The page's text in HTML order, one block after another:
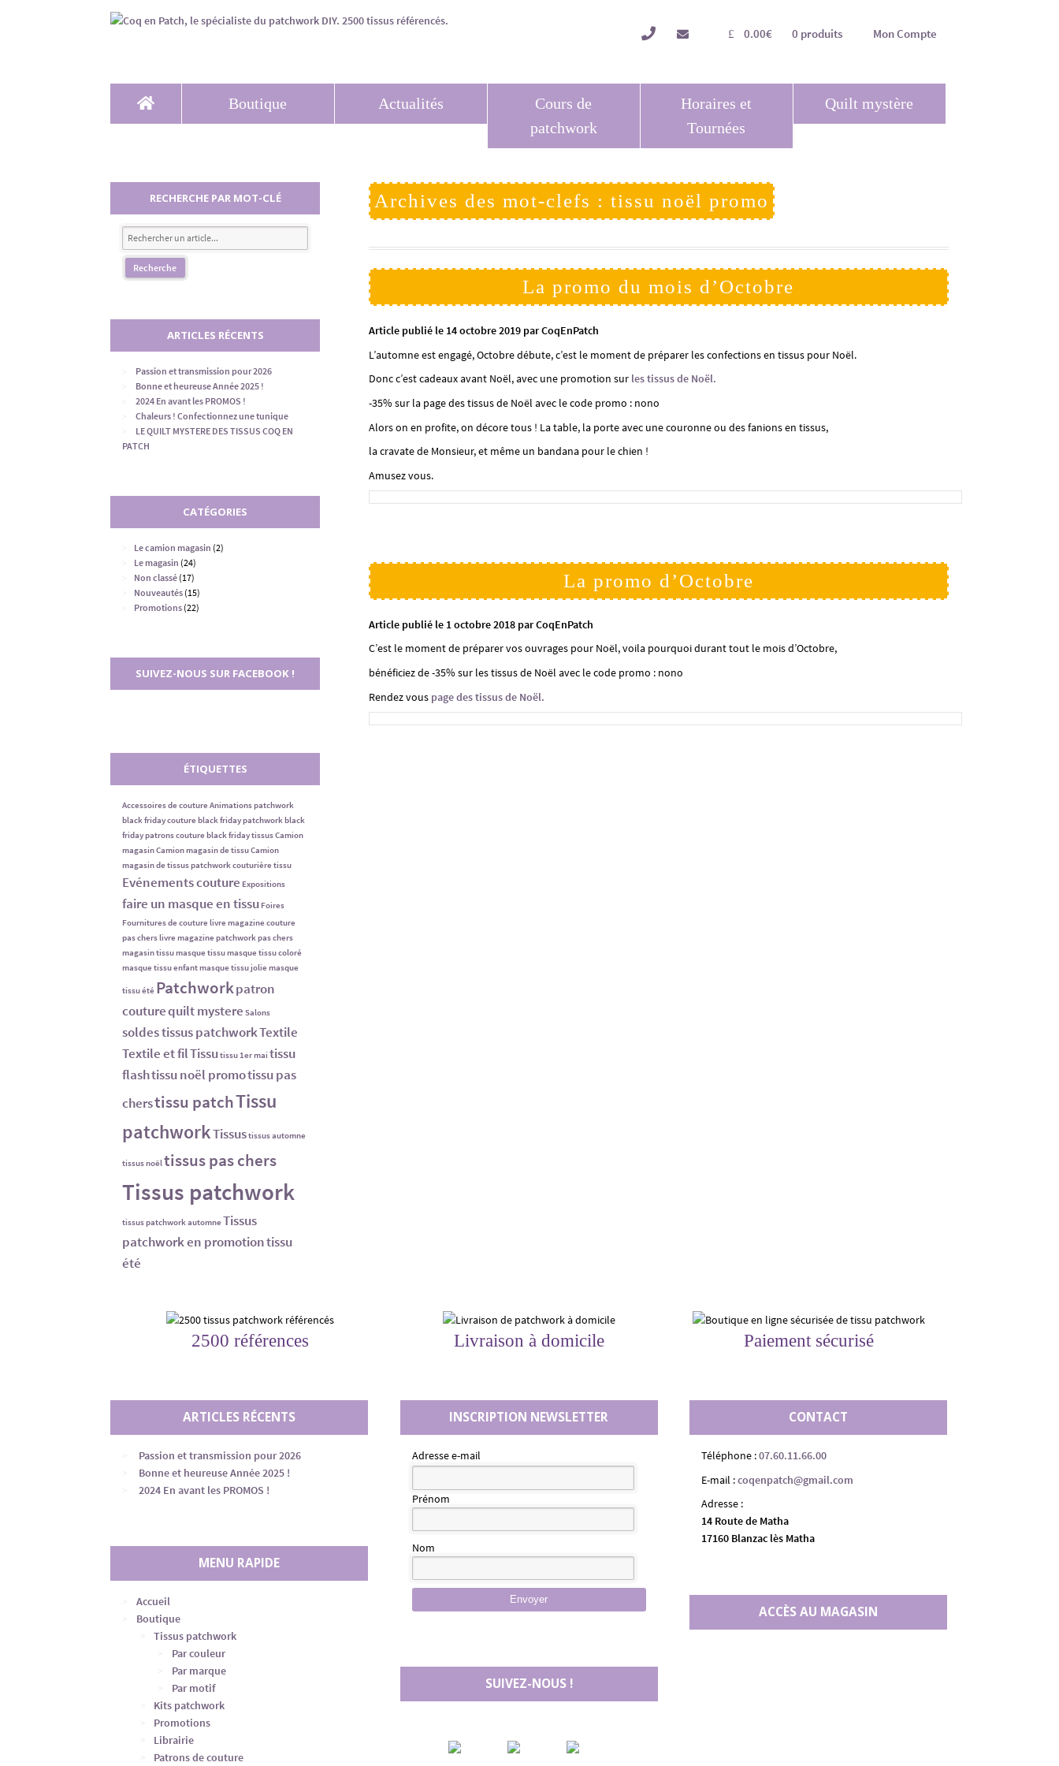
Mon Compte
0.00€ 0 produits
Boutique Actualités
Cours de
patchwork
Horaires et
Tournées
Quilt mystère
Archives des mot-clefs : tissu noël promo
La promo du mois d’Octobre
Article publié le 14 octobre 2019 par CoqEnPatch
L’automne est engagé, Octobre débute, c’est le moment de préparer les confections en tissus pour Noël.
Donc c’est cadeaux avant Noël, avec une promotion sur les tissus de Noël.
-35% sur la page des tissus de Noël avec le code promo : nono
Alors on en profite, on décore tous ! La table, la porte avec une couronne ou des fanions en tissus,
la cravate de Monsieur, et même un bandana pour le chien !
Amusez vous.
La promo d’Octobre
Article publié le 1 octobre 2018 par CoqEnPatch
C’est le moment de préparer vos ouvrages pour Noël, voila pourquoi durant tout le mois d’Octobre,
bénéficiez de -35% sur les tissus de Noël avec le code promo : nono
Rendez vous page des tissus de Noël.
RECHERCHE PAR MOT-CLÉ
ARTICLES RÉCENTS
Passion et transmission pour 2026
Bonne et heureuse Année 2025 !
2024 En avant les PROMOS !
Chaleurs ! Confectionnez une tunique
LE QUILT MYSTERE DES TISSUS COQ EN
PATCH
CATÉGORIES
Le camion magasin (2)
Le magasin (24)
Non classé (17)
Nouveautés (15)
Promotions (22)
SUIVEZ-NOUS SUR FACEBOOK !
ÉTIQUETTES
Accessoires de couture Animations patchwork
black friday couture black friday patchwork black
friday patrons couture black friday tissusCamion
magasinCamion magasin de tissuCamion
magasin de tissus patchworkcouturière tissu
Evénements couture Expositions
faire un masque en tissu Foires
Fournitures de couture livre magazine couture
pas cherslivre magazine patchwork pas chers
magasin tissumasque tissumasque tissu coloré
masque tissu enfantmasque tissu jolie masque
tissu été Patchworkpatron
couturequilt mystere Salons
soldes tissus patchworkTextile
Textile et filTissutissu 1er mai tissu
flashtissu noël promotissu pas
cherstissu patchTissu
patchworkTissustissus automne
tissus noëltissus pas chers
Tissus patchwork
tissus patchwork automne Tissus
patchwork en promotiontissu
été
2500 références Livraison à domicile Paiement sécurisé
ARTICLES RÉCENTS
Passion et transmission pour 2026
Bonne et heureuse Année 2025 !
2024 En avant les PROMOS !
MENU RAPIDE
Accueil
Boutique
Tissus patchwork
Par couleur
Par marque
Par motif
Kits patchwork
Promotions
Librairie
Patrons de couture
INSCRIPTION NEWSLETTER
Adresse e-mail
Prénom
Nom
Envoyer
SUIVEZ-NOUS !
CONTACT
Téléphone :07.60.11.66.00
E-mail :coqenpatch@gmail.com
Adresse :
14 Route de Matha
17160 Blanzac lès Matha
ACCÈS AU MAGASIN